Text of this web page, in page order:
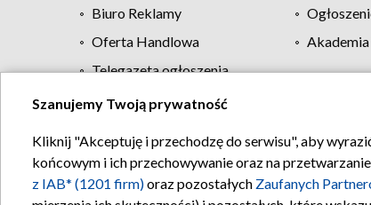
Biuro Reklamy
Oferta Handlowa
Telegazeta ogłoszenia
Regulamin
Szanujemy Twoją prywatność
Kliknij "Akceptuję i przechodzę do serwisu", aby
końcowym i ich przechowywanie oraz na
z IAB* (1201 firm)oraz pozostałych Zaufanych